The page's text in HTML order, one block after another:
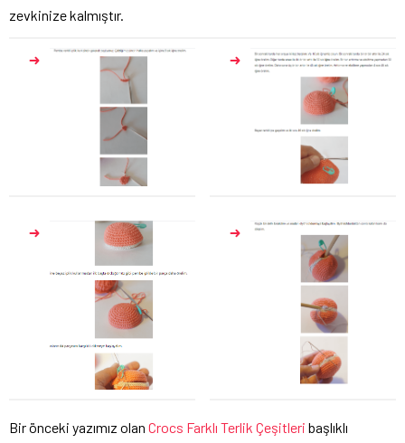
zevkinize kalmıştır.
Bir önceki yazımız olan Crocs Farklı Terlik Çeşitleri başlıklı